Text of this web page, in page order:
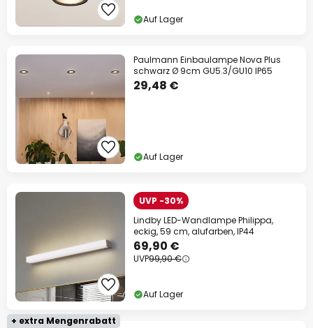
Auf Lager
Paulmann Einbaulampe Nova Plus
schwarz Ø 9cm GU5.3/GU10 IP65
29,48 €
Auf Lager
UVP -30%
Lindby LED-Wandlampe Philippa,
eckig, 59 cm, alufarben, IP44
69,90 €
UVP99,90 €
Auf Lager
+ extra Mengenrabatt